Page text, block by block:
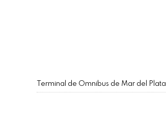
Terminal de Omnibus de Mar del Plata